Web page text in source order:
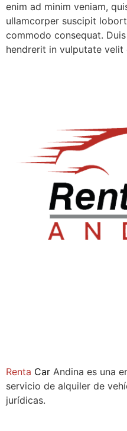
enim ad minim veniam,
ullamcorper suscipit
commodo consequat.
hendrerit in vulputate
Renta Car Andina es una
servicio de alquiler de
jurídicas.